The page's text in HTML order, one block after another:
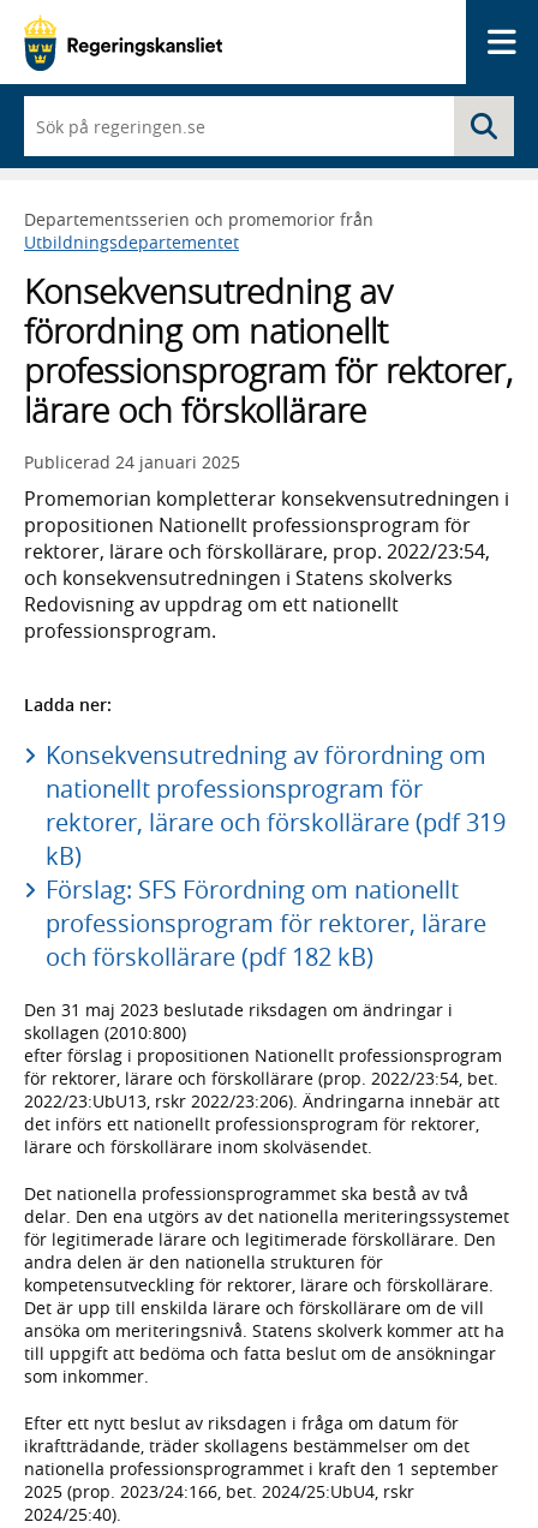
du
börjar
skriva
framträder
en
med
sökförslag
Departementsserien och promemorior från
Utbildningsdepartementet
Konsekvensutredning av
förordning om nationellt
professionsprogram för rektorer,
lärare och förskollärare
Publicerad 24 januari 2025
Promemorian kompletterar konsekvensutredningen i
propositionen Nationellt professionsprogram för
rektorer, lärare och förskollärare, prop. 2022/23:54,
och konsekvensutredningen i Statens skolverks
Redovisning av uppdrag om ett nationellt
professionsprogram.
Ladda ner:
Konsekvensutredning av förordning om
nationellt professionsprogram för
rektorer, lärare och förskollärare (pdf 319
kB)
Förslag: SFS Förordning om nationellt
professionsprogram för rektorer, lärare
och förskollärare (pdf 182 kB)
Den 31 maj 2023 beslutade riksdagen om ändringar i
skollagen (2010:800)
efter förslag i propositionen Nationellt professionsprogram
för rektorer, lärare och förskollärare (prop. 2022/23:54, bet.
2022/23:UbU13, rskr 2022/23:206). Ändringarna innebär att
det införs ett nationellt professionsprogram för rektorer,
lärare och förskollärare inom skolväsendet.
Det nationella professionsprogrammet ska bestå av två
delar. Den ena utgörs av det nationella meriteringssystemet
för legitimerade lärare och legitimerade förskollärare. Den
andra delen är den nationella strukturen för
kompetensutveckling för rektorer, lärare och förskollärare.
Det är upp till enskilda lärare och förskollärare om de vill
ansöka om meriteringsnivå. Statens skolverk kommer att ha
till uppgift att bedöma och fatta beslut om de ansökningar
som inkommer.
Efter ett nytt beslut av riksdagen i fråga om datum för
ikraftträdande, träder skollagens bestämmelser om det
nationella professionsprogrammet i kraft den 1 september
2025 (prop. 2023/24:166, bet. 2024/25:UbU4, rskr
2024/25:40).